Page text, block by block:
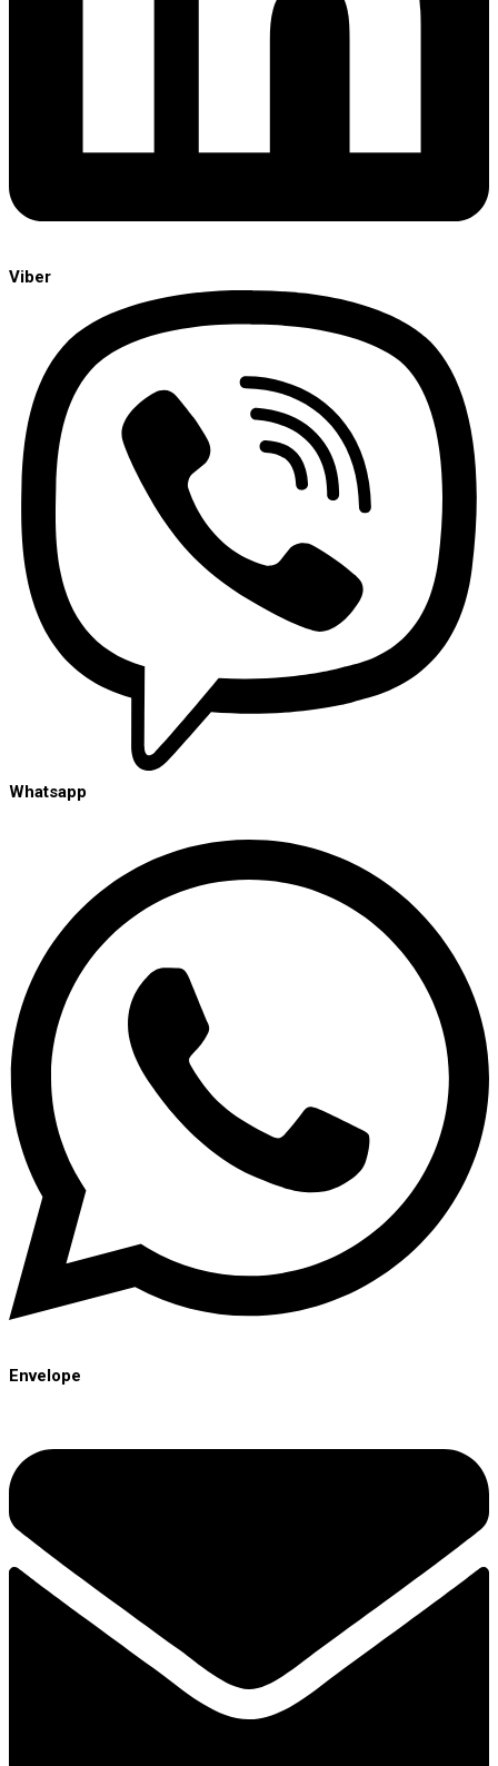
Viber
Whatsapp
Envelope